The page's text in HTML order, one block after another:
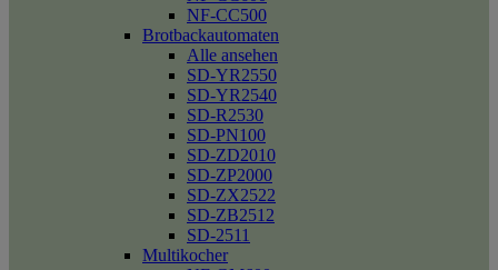
NF-CC500
Brotbackautomaten
Alle ansehen
SD-YR2550
SD-YR2540
SD-R2530
SD-PN100
SD-ZD2010
SD-ZP2000
SD-ZX2522
SD-ZB2512
SD-2511
Multikocher